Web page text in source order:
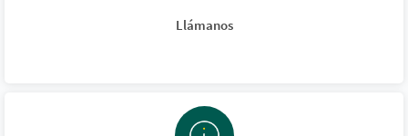
Llámanos